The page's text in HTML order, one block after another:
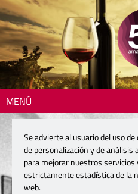
MENÚ
Se advierte al usuario del uso
de personalización y de
para mejorar nuestros
estrictamente estadística de la
web.